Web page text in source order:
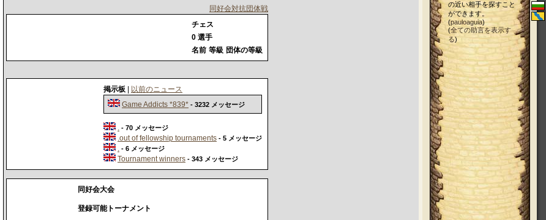
同好会対抗団体戦
チェス
0 選手
名前 等級 団体の等級
掲示板
以前のニュース
Game Addicts *839* - 3232 メッセージ
. - 70 メッセージ
.out of fellowship tournaments - 5 メッセージ
. - 6 メッセージ
Tournament winners - 343 メッセージ
同好会大会
登録可能トーナメント
の近い相手を探すこと
ができます。
(pauloaguia)
(全ての助言を表示す
る)